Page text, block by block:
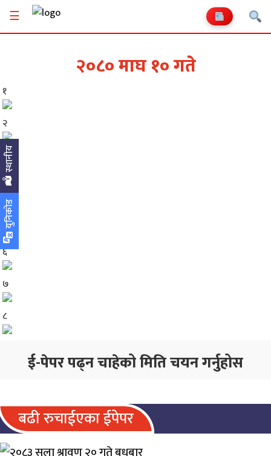
☰
युनिकोड
स्थानीय
२०८० माघ १० गते
१
२
३
४
५
६
७
८
ई-पेपर पढ्न चाहेको मिति चयन गर्नुहोस
बढी रुचाईएका ईपेपर